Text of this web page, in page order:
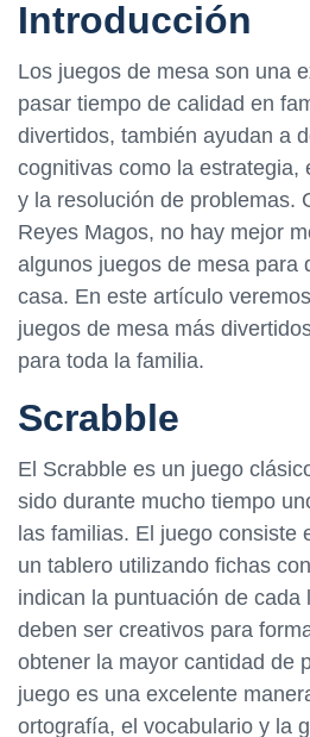
Introducción
Los juegos de mesa son una
pasar tiempo de calidad en
divertidos, también ayudan a
cognitivas como la estrategia,
y la resolución de problemas.
Reyes Magos, no hay mejor
algunos juegos de mesa para
casa. En este artículo
juegos de mesa más
para toda la familia.
Scrabble
El Scrabble es un juego
sido durante mucho tiempo
las familias. El juego consiste
un tablero utilizando fichas
indican la puntuación de cada
deben ser creativos para
obtener la mayor cantidad de
juego es una excelente
ortografía, el vocabulario y la